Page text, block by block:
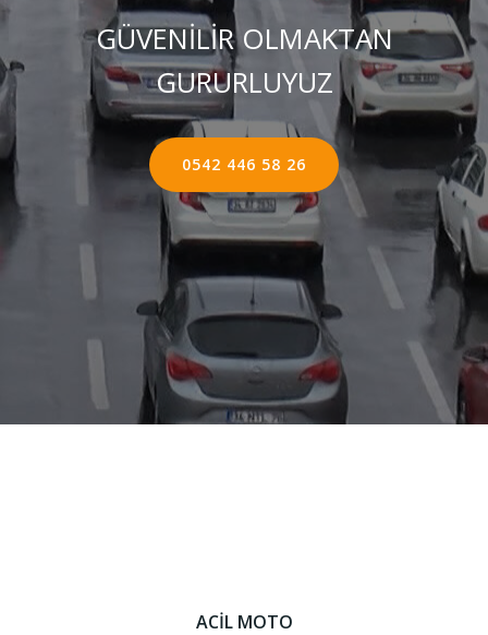
GÜVENİLİR OLMAKTAN
GURURLUYUZ
0542 446 58 26
ACİL MOTO